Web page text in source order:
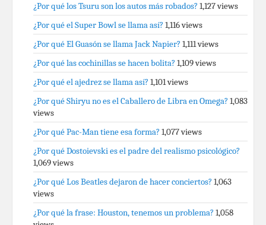
¿Por qué los Tsuru son los autos más robados? 1,127 views
¿Por qué el Super Bowl se llama así? 1,116 views
¿Por qué El Guasón se llama Jack Napier? 1,111 views
¿Por qué las cochinillas se hacen bolita? 1,109 views
¿Por qué el ajedrez se llama así? 1,101 views
¿Por qué Shiryu no es el Caballero de Libra en Omega? 1,083
views
¿Por qué Pac-Man tiene esa forma? 1,077 views
¿Por qué Dostoievski es el padre del realismo psicológico?
1,069 views
¿Por qué Los Beatles dejaron de hacer conciertos? 1,063
views
¿Por qué la frase: Houston, tenemos un problema? 1,058